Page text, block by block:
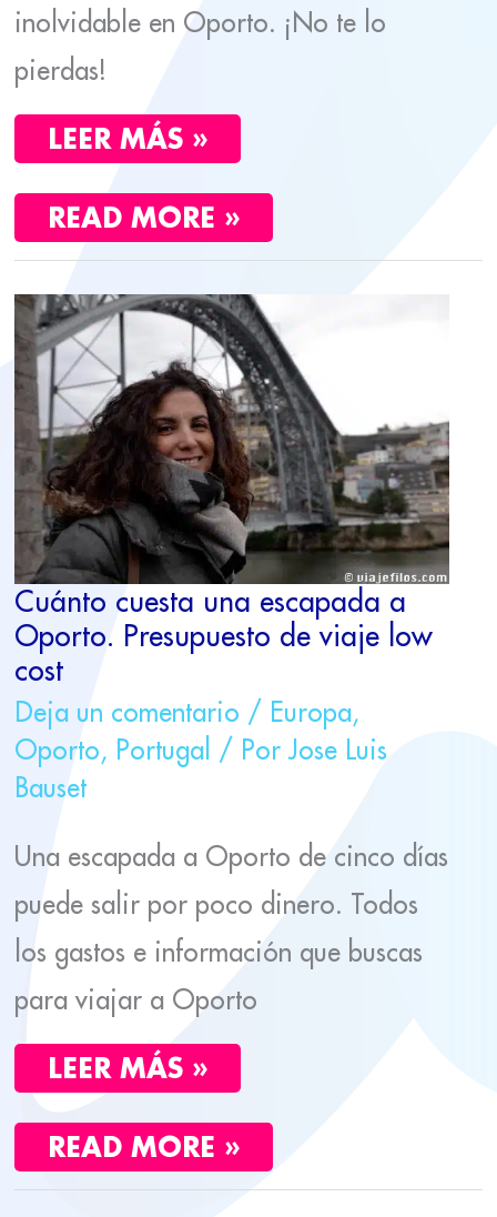
inolvidable en Oporto. ¡No te lo
pierdas!
LEER MÁS »
READ MORE »
Cuánto cuesta una escapada a
Oporto. Presupuesto de viaje low
cost
Deja un comentario / Europa,
Oporto, Portugal / PorJose Luis
Bauset
Una escapada a Oporto de cinco días
puede salir por poco dinero. Todos
los gastos e información que buscas
para viajar a Oporto
LEER MÁS »
CUÁNTO
CUESTA
UNA
ESCAPADA
A
OPORTO.
PRESUPUESTO
DE
VIAJE
LOW
COST
READ MORE »